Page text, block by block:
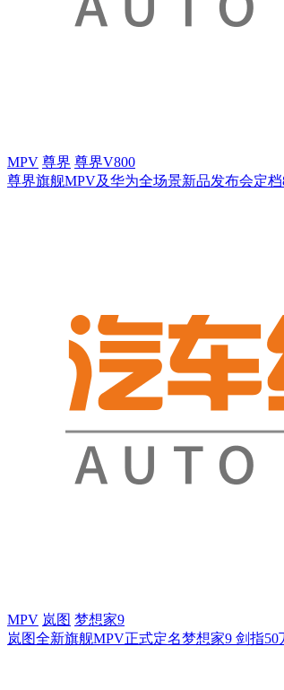
MPV 尊界 尊界V800
尊界旗舰MPV及华为全场景新品发布会定
MPV 岚图 梦想家9
岚图全新旗舰MPV正式定名梦想家9 剑指50